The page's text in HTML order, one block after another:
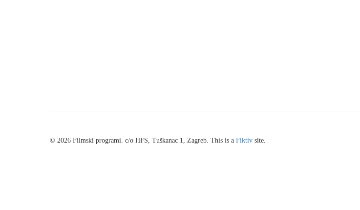
© 2026 Filmski programi. c/o HFS, Tuškanac 1, Zagreb. This is a Fiktiv site.